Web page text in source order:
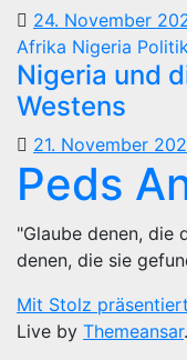
24. November
Afrika Nigeria
Nigeria und
Westens
21. November
Peds
"Glaube denen, die
denen, die sie
Mit Stolz
Live by Themeansar.